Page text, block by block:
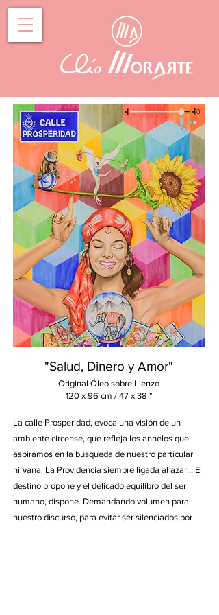
"Salud, Dinero y Amor"
Original Óleo sobre Lienzo
120 x 96 cm / 47 x 38 "
La calle Prosperidad, evoca una visión de un
ambiente circense, que refleja los anhelos que
aspiramos en la búsqueda de nuestro particular
nirvana. La Providencia siempre ligada al azar… El
destino propone y el delicado equilibro del ser
humano, dispone. Demandando volumen para
nuestro discurso, para evitar ser silenciados por